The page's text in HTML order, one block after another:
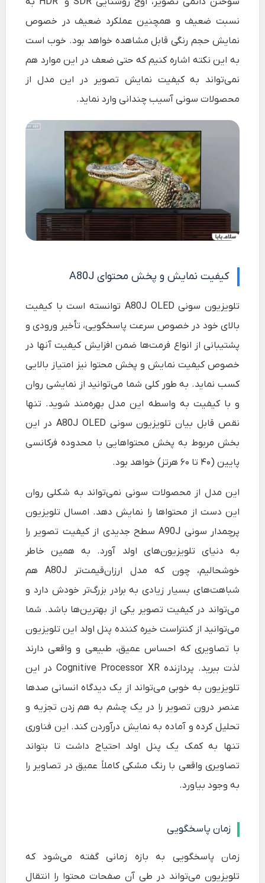
نسبت ضعیف و همچنین عملکرد ضعیف در خصوص
نمایش حجم رنگی قابل مشاهده خواهد بود. خوب است
به این نکته اشاره کنیم که حتی ضعف در این موارد هم
نمی‌تواند به کیفیت نمایش تصویر در این مدل از
محصولات سونی آسیب چندانی وارد نماید.
کیفیت نمایش و پخش محتوای A80J
تلویزیون سونی A80J OLED توانسته است با کیفیت
بالای خود در خصوص سرعت پاسخگویی، تأخیر ورودی و
پشتیبانی از انواع فرمت‌ها ضمن افزایش کیفیت آنها در
خصوص کیفیت نمایش و پخش محتوا نیز امتیاز بالایی
کسب نماید. به طور کلی شما می‌توانید از نمایشی روان
و با کیفیت به واسطه این مدل بهره‌مند شوید. تنها
نقص قابل بیان تلویزیون سونی A80J OLED در این
بخش مربوط به پخش محتواهایی با محدوده فرکانسی
پایین (۴۰ تا ۶۰ هرتز) خواهد بود.
این مدل از محصولات سونی نمی‌تواند به شکلی روان
این دست از محتواها را نمایش دهد. امسال تلویزیون
پرچمدار سونی A90J سطح جدیدی از کیفیت تصویر را
به دنیای تلویزیون‌های اولد آورد. به همین خاطر
خوشحالیم، چون که مدل ارزان‌قیمت‌تر A80J هم
شباهت‌های بسیار زیادی به برادر بزرگ‌تر خودش دارد و
می‌تواند در کیفیت تصویر یکی از بهترین‌ها باشد. شما
می‌توانید از کنتراست خیره کننده پنل اولد این تلویزیون
با تصاویری که احساس عمیق، طبیعی و واقعی دارند
لذت ببرید. پردازنده Cognitive Processor XR در این
تلویزیون به خوبی می‌تواند از یک دیدگاه انسانی صدها
عنصر درون تصویر را در یک چشم به هم زدن تجزیه و
تحلیل کرده و آماده به نمایش درآوردن کند. این فناوری
تنها به کمک یک پنل اولد احتیاج داشت تا بتواند
تصاویری واقعی با رنگ مشکی کاملاً عمیق در تصاویر را
به وجود بیاورد.
زمان پاسخگویی
زمان پاسخگویی به بازه زمانی گفته می‌شود که
تلویزیون می‌تواند در طی آن صفحات محتوا را انتقال